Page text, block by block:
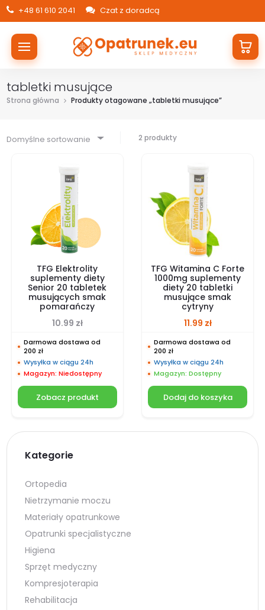
+48 61 610 2041 Czat z doradcą
tabletki musujące
Strona główna Produkty otagowane „tabletki musujące”
Domyślne sortowanie 2 produkty
TFG Elektrolity
suplementy diety
Senior 20 tabletek
musujących smak
pomarańczy
10.99 zł
Darmowa dostawa od
200 zł
Wysyłka w ciągu 24h
Magazyn: Niedostępny
Zobacz produkt
TFG Witamina C Forte
1000mg suplementy
diety 20 tabletki
musujące smak
cytryny
11.99 zł
Darmowa dostawa od
200 zł
Wysyłka w ciągu 24h
Magazyn: Dostępny
Dodaj do koszyka
Kategorie
Ortopedia
Nietrzymanie moczu
Materiały opatrunkowe
Opatrunki specjalistyczne
Higiena
Sprzęt medyczny
Kompresjoterapia
Rehabilitacja